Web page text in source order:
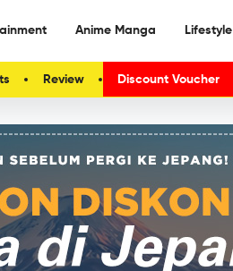
Anime Manga Lifestyle
Review Discount Voucher